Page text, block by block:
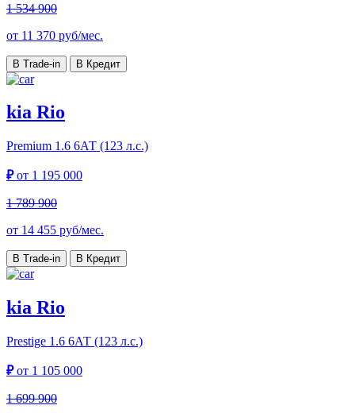
1 534 900
от 11 370 руб/мес.
В Trade-in В Кредит
kia Rio
Premium 1.6 6АТ (123 л.с.)
₽от 1 195 000
1 789 900
от 14 455 руб/мес.
В Trade-in В Кредит
kia Rio
Prestige 1.6 6АТ (123 л.с.)
₽от 1 105 000
1 699 900